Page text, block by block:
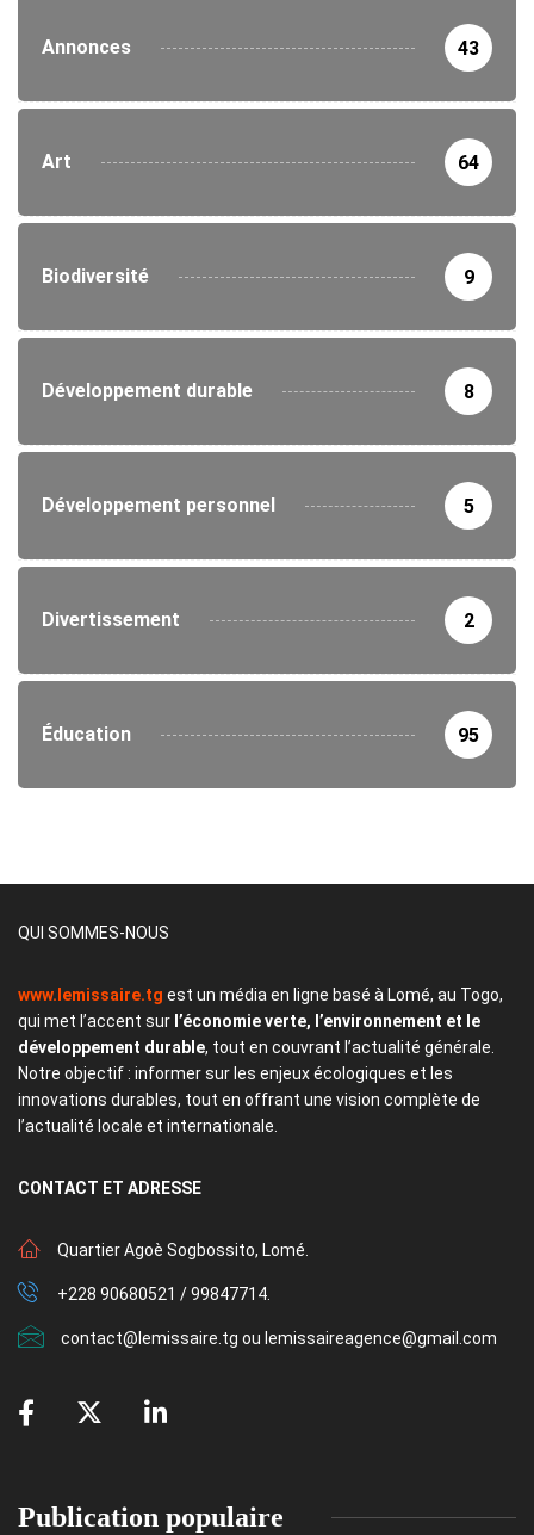
Annonces 43
Art 64
Biodiversité 9
Développement durable 8
Développement personnel 5
Divertissement 2
Éducation 95
QUI SOMMES-NOUS
www.lemissaire.tg est un média en ligne basé à Lomé, au Togo,
qui met l’accent sur l’économie verte, l’environnement et le
développement durable, tout en couvrant l’actualité générale.
Notre objectif : informer sur les enjeux écologiques et les
innovations durables, tout en offrant une vision complète de
l’actualité locale et internationale.
CONTACT ET ADRESSE
Quartier Agoè Sogbossito, Lomé.
+228 90680521 / 99847714.
contact@lemissaire.tg ou lemissaireagence@gmail.com
Publication populaire